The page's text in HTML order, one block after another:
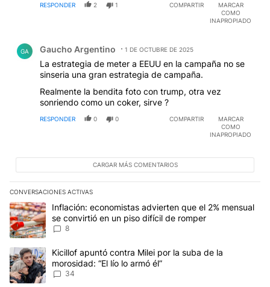
RESPONDER 2 1 COMPARTIR
MARCAR
COMO
INAPROPIADO
GA Gaucho Argentino 1 DE OCTUBRE DE 2025
La estrategia de meter a EEUU en la campaña no se
sinseria una gran estrategia de campaña.
Realmente la bendita foto con trump, otra vez
sonriendo como un coker, sirve ?
RESPONDER 0 0 COMPARTIR
MARCAR
COMO
INAPROPIADO
CARGAR MÁS COMENTARIOS
CONVERSACIONES ACTIVAS
Este listado muestra los artículos con más comentarios en los
Un artículo de tendencia con el título "Inflación: economistas
Inflación: economistas advierten que el 2% mensual
se convirtió en un piso difícil de romper
8
Un artículo de tendencia con el título "Kicillof apuntó contra Milei
Kicillof apuntó contra Milei por la suba de la
morosidad: “El lío lo armó él”
34